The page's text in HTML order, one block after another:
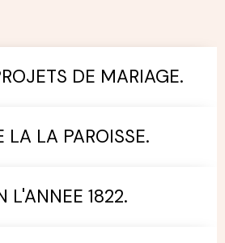
DE MARIAGE.
LA LA PAROISSE.
L'ANNEE 1822.